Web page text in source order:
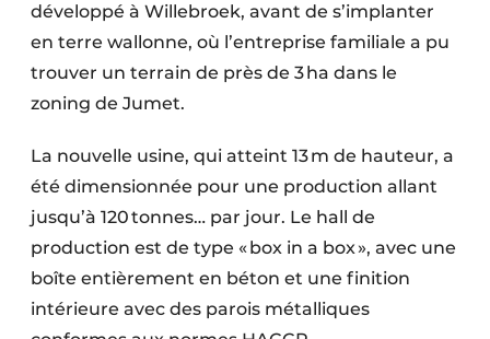
Techniques ferroviaires
Travaux ferroviaires
développé à Willebroek, avant de s’implanter
en terre wallonne, où l’entreprise familiale a pu
trouver un terrain de près de 3 ha dans le
zoning de Jumet.
La nouvelle usine, qui atteint 13 m de hauteur, a
été dimensionnée pour une production allant
jusqu’à 120 tonnes… par jour. Le hall de
production est de type « box in a box », avec une
boîte entièrement en béton et une finition
intérieure avec des parois métalliques